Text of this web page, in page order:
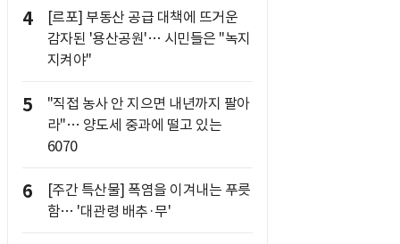
4
[르포] 부동산 공급 대책에 뜨거운
감자된 '용산공원'… 시민들은 "녹지
지켜야"
5
"직접 농사 안 지으면 내년까지 팔아
라"… 양도세 중과에 떨고 있는
6070
6
[주간 특산물] 폭염을 이겨내는 푸릇
함… '대관령 배추·무'